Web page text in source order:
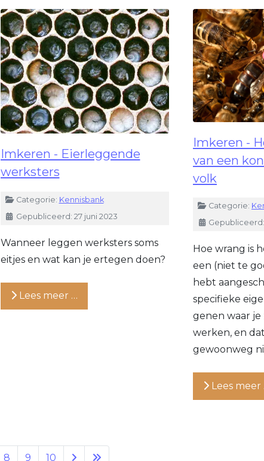
Imkeren - Eierleggende
werksters
DetailsCategorie: Kennisbank
Gepubliceerd: 27 juni 2023
Wanneer leggen werksters soms
eitjes en wat kan je ertegen doen?
Lees meer …
Imkeren -
van een
volk
DetailsCategorie:
Hoe wrang is
een (niet te
hebt
specifieke
genen waar je
werken, en
gewoonweg
Lees meer
8 9 10